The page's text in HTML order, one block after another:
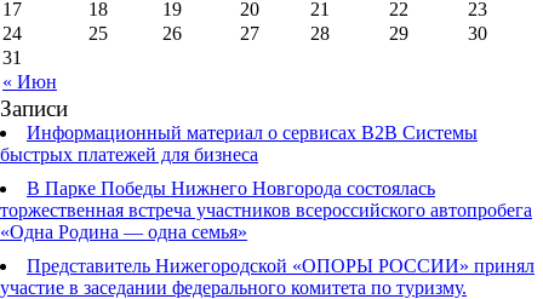
« Июн
17
18 19 20 21 22
23
24
25 26 27 28 29
30
31
Записи
Информационный материал о сервисах В2В Системы
быстрых платежей для бизнеса
В Парке Победы Нижнего Новгорода состоялась
торжественная встреча участников всероссийского автопробега
«Одна Родина — одна семья»
Представитель Нижегородской «ОПОРЫ РОССИИ» принял
участие в заседании федерального комитета по туризму.